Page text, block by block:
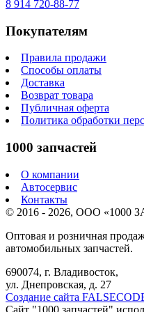
8 914 720-88-77
Покупателям
Правила продажи
Способы оплаты
Доставка
Возврат товара
Публичная оферта
Политика обработки
1000 запчастей
О компании
Автосервис
Контакты
© 2016 - 2026, ООО «1000
Оптовая и розничная
автомобильных запчастей.
690074, г. Владивосток,
ул. Днепровская, д. 27
Создание сайта
Сайт "1000 запчастей"